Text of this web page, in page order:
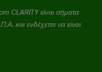
CLARITY είναι σήματα
και ενδέχεται να είναι